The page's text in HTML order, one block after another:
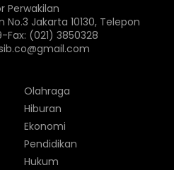
Perwakilan
No.3 Jakarta 10130, Telepon
Fax: (021) 3850328
Olahraga
Hiburan
Ekonomi
Pendidikan
Hukum